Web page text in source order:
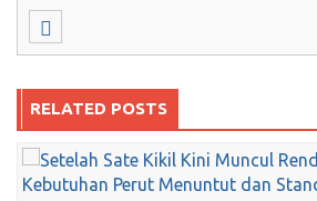
RELATED POSTS